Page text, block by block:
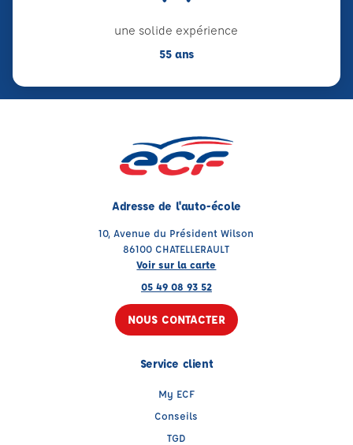
une solide expérience
55 ans
Adresse de l'auto-école
10, Avenue du Président Wilson
86100 CHATELLERAULT
Voir sur la carte
05 49 08 93 52
NOUS CONTACTER
Service client
My ECF
Conseils
TGD